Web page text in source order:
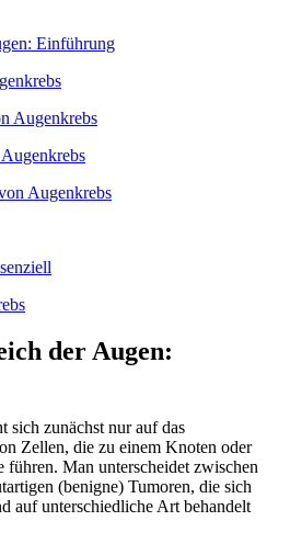
Einführung
Augenkrebs
Augenkrebs
der Augen:
sich zunächst nur auf das
Zellen, die zu einem Knoten oder
führen. Man unterscheidet zwischen
(benigne) Tumoren, die sich
auf unterschiedliche Art behandelt